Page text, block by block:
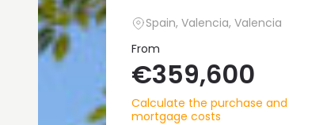
Spain, Valencia, Valencia
From
€359,600
Calculate the purchase and
mortgage costs